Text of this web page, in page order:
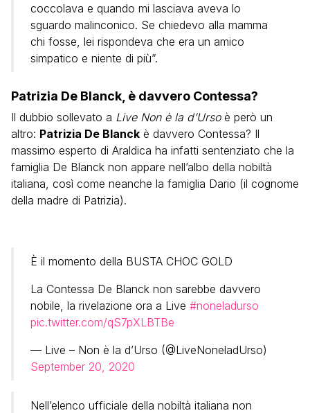
coccolava e quando mi lasciava aveva lo
sguardo malinconico. Se chiedevo alla mamma
chi fosse, lei rispondeva che era un amico
simpatico e niente di più”.
Patrizia De Blanck, è davvero Contessa?
Il dubbio sollevato a Live Non è la d’Ursoè però un
altro: Patrizia De Blanck è davvero Contessa? Il
massimo esperto di Araldica ha infatti sentenziato che la
famiglia De Blanck non appare nell’albo della nobiltà
italiana, così come neanche la famiglia Dario (il cognome
della madre di Patrizia).
È il momento della BUSTA CHOC GOLD
La Contessa De Blanck non sarebbe davvero
nobile, la rivelazione ora a Live #noneladurso
pic.twitter.com/qS7pXLBTBe
— Live – Non è la d’Urso (@LiveNoneladUrso)
September 20, 2020
Nell’elenco ufficiale della nobiltà italiana non